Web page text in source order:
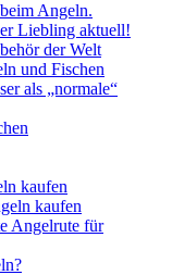
Angeln.
Liebling aktuell!
der Welt
und Fischen
als „normale“
kaufen
kaufen
Angelrute für